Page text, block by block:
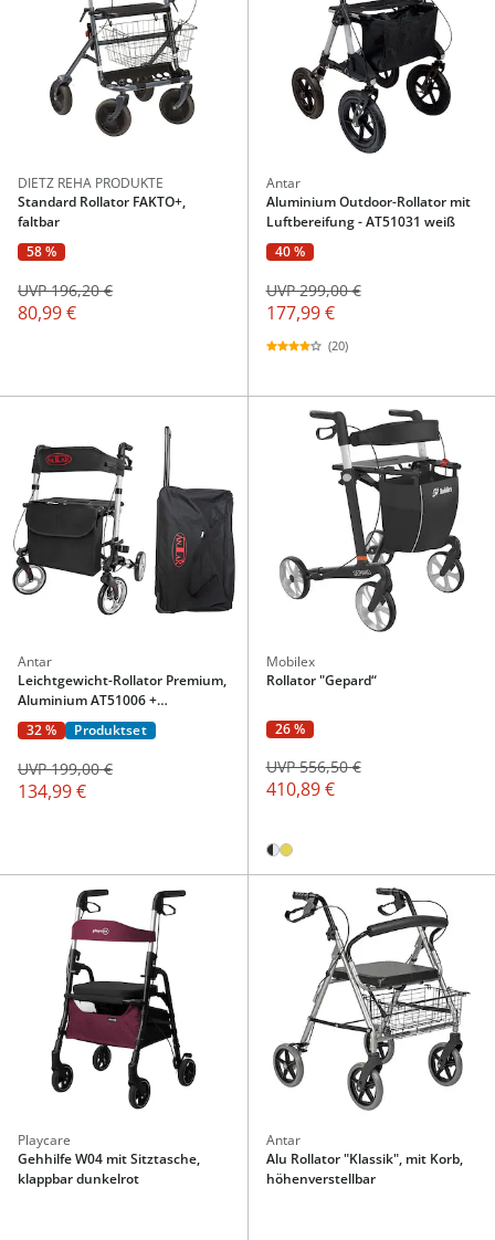
DIETZ REHA PRODUKTE
Standard Rollator FAKTO+,
faltbar
58 %
80,99 €
UVP 196,20 €
Antar
Aluminium Outdoor-Rollator mit
Luftbereifung - AT51031 weiß
40 %
177,99 €
UVP 299,00 €
(20)
Antar
Leichtgewicht-Rollator Premium,
Aluminium AT51006 +
Transporttasche mit Rollen
32 % Produktset
134,99 €
UVP 199,00 €
Mobilex
Rollator "Gepard“
26 %
410,89 €
UVP 556,50 €
Playcare
Gehhilfe W04 mit Sitztasche,
klappbar dunkelrot
Antar
Alu Rollator "Klassik", mit Korb,
höhenverstellbar